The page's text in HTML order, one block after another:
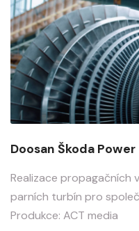
Doosan Škoda Power
Realizace propagačních
parních turbín pro
Produkce: ACT media